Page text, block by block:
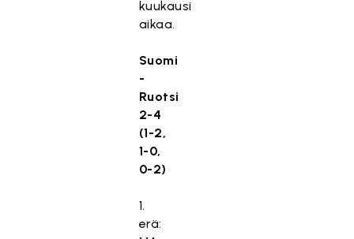
kuukausi
aikaa.
Suomi
-
Ruotsi
2-4
(1-2,
1-0,
0-2)
1.
erä: